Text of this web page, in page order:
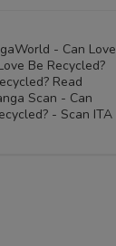
- Can Love
Be Recycled?
Read
Scan - Can
- Scan ITA